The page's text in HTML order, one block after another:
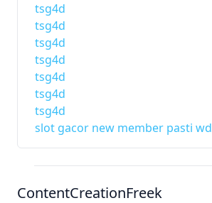
tsg4d
tsg4d
tsg4d
tsg4d
tsg4d
tsg4d
tsg4d
slot gacor new member pasti wd
ContentCreationFreek